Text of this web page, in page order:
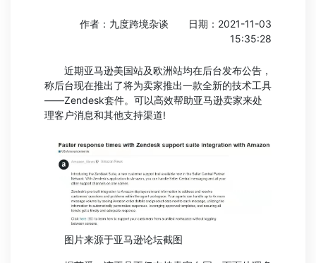
作者：九度跨境杂谈
日期：2021-11-03
15:35:28
近期亚马逊美国站及欧洲站均在后台发布公告，
称后台现在推出了将为卖家推出一款全新的技术工具
——Zendesk套件。可以高效帮助亚马逊卖家来处
理客户消息和其他支持渠道!
图片来源于亚马逊论坛截图